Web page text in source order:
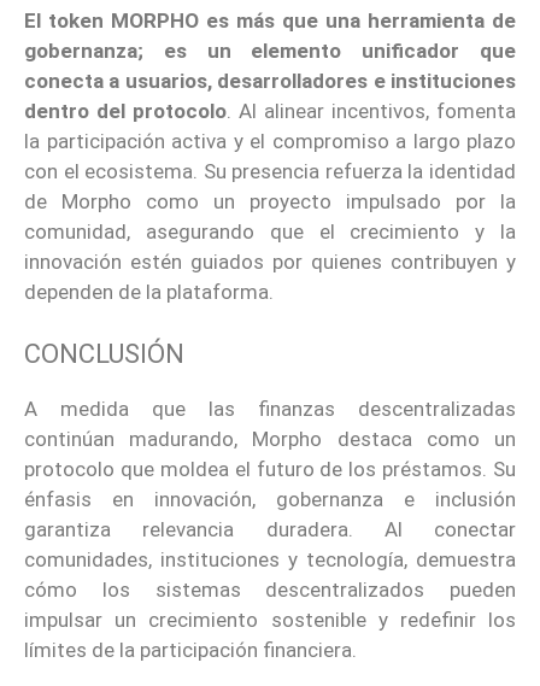
El token MORPHO es más que una herramienta de
gobernanza; es un elemento unificador que
conecta a usuarios, desarrolladores e instituciones
dentro del protocolo. Al alinear incentivos, fomenta
la participación activa y el compromiso a largo plazo
con el ecosistema. Su presencia refuerza la identidad
de Morpho como un proyecto impulsado por la
comunidad, asegurando que el crecimiento y la
innovación estén guiados por quienes contribuyen y
dependen de la plataforma.
CONCLUSIÓN
A medida que las finanzas descentralizadas
continúan madurando, Morpho destaca como un
protocolo que moldea el futuro de los préstamos. Su
énfasis en innovación, gobernanza e inclusión
garantiza relevancia duradera. Al conectar
comunidades, instituciones y tecnología, demuestra
cómo los sistemas descentralizados pueden
impulsar un crecimiento sostenible y redefinir los
límites de la participación financiera.